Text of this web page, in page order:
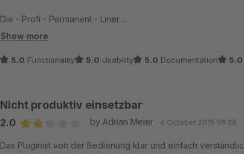
Die - Profi - Permanent - Liner
Show more
5.0 Functionality 5.0 Usability 5.0 Documentation 5.0
Nicht produktiv einsetzbar
2.0
by Adrian Meier 6 October 2015 09:25
Das Pluginist von der Bedienung klar und einfach